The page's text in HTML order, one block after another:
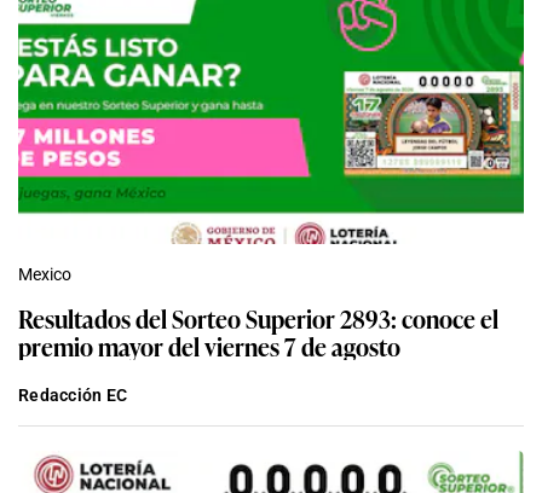
Mexico
Resultados del Sorteo Superior 2893: conoce el
premio mayor del viernes 7 de agosto
Redacción EC